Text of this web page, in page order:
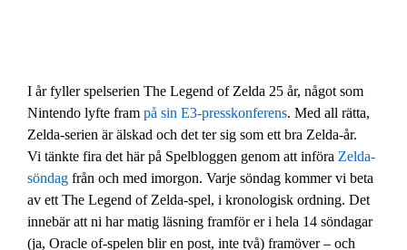
I år fyller spelserien The Legend of Zelda 25 år, något som
Nintendo lyfte fram på sin E3-presskonferens. Med all rätta,
Zelda-serien är älskad och det ter sig som ett bra Zelda-år.
Vi tänkte fira det här på Spelbloggen genom att införa Zelda-
söndag från och med imorgon. Varje söndag kommer vi beta
av ett The Legend of Zelda-spel, i kronologisk ordning. Det
innebär att ni har matig läsning framför er i hela 14 söndagar
(ja, Oracle of-spelen blir en post, inte två) framöver – och